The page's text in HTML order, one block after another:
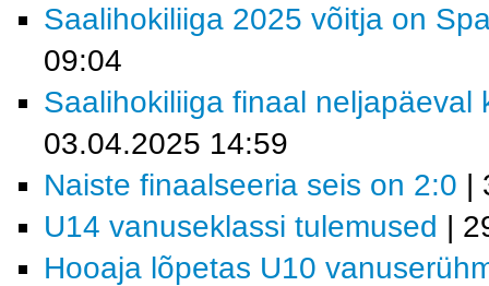
Saalihokiliiga 2025 võitja on
09:04
Saalihokiliiga finaal neljapäeval
03.04.2025 14:59
Naiste finaalseeria seis on 2:0 |
U14 vanuseklassi tulemused |
Hooaja lõpetas U10